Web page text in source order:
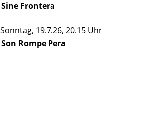
Sine Frontera
Sonntag, 19.7.26, 20.15 Uhr
Son Rompe Pera